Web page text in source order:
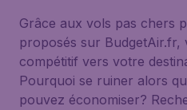
Grâce aux vols pas chers
proposés sur BudgetAir.fr,
compétitif vers votre
Pourquoi se ruiner alors
pouvez économiser?